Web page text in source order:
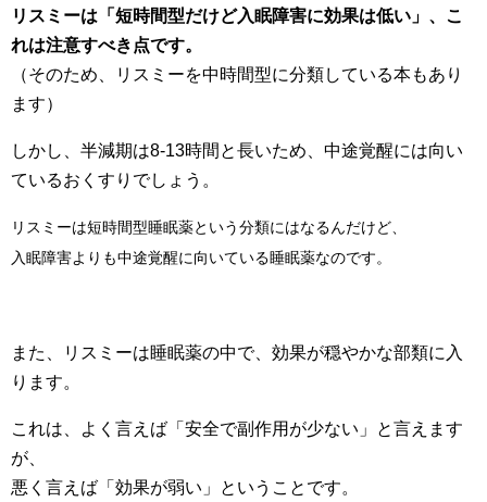
リスミーは「短時間型だけど入眠障害に効果は低い」、こ
れは注意すべき点です。
（そのため、リスミーを中時間型に分類している本もあり
ます）
しかし、半減期は8-13時間と長いため、中途覚醒には向い
ているおくすりでしょう。
リスミーは短時間型睡眠薬という分類にはなるんだけど、
入眠障害よりも中途覚醒に向いている睡眠薬なのです。
また、リスミーは睡眠薬の中で、効果が穏やかな部類に入
ります。
これは、よく言えば「安全で副作用が少ない」と言えます
が、
悪く言えば「効果が弱い」ということです。